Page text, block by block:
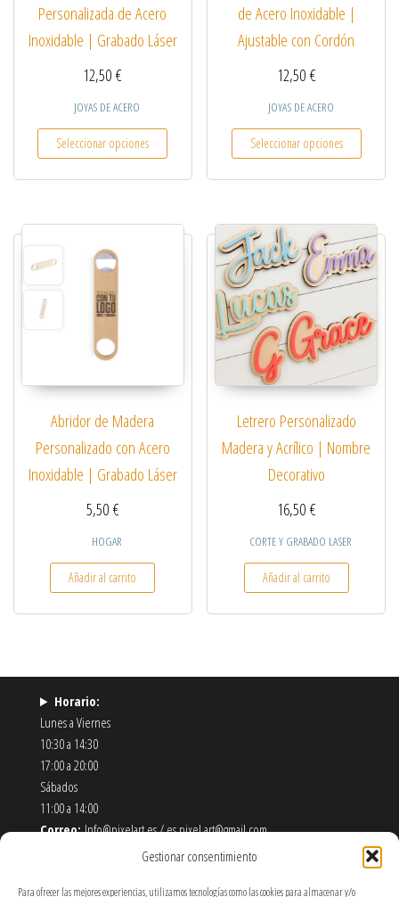
Gestionar consentimiento
Para ofrecer las mejores experiencias, utilizamos tecnologías como las cookies para almacenar y/o
Personalizada de Acero
Inoxidable | Grabado Láser
12,50€
JOYAS DE ACERO
Seleccionar opciones
Este producto tiene múltiples variantes. Las
de Acero Inoxidable |
Ajustable con Cordón
12,50€
JOYAS DE ACERO
Seleccionar opciones
Este
Abridor de Madera
Personalizado con Acero
Inoxidable | Grabado Láser
5,50€
HOGAR
Añadir al carrito
Letrero Personalizado
Madera y Acrílico | Nombre
Decorativo
16,50€
CORTE Y GRABADO LASER
Añadir al carrito
Horario:
Lunes a Viernes
10:30 a 14:30
17:00 a 20:00
Sábados
11:00 a 14:00
Correo:Info@pixelart.es / es.pixel.art@gmail.com
910 56 55 72